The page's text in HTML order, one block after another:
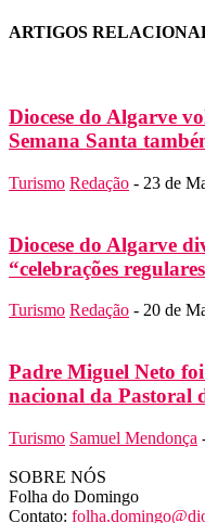
ARTIGOS
Diocese do Algarve
Semana Santa
Turismo Redação - 23 de
Diocese do Algarve
“celebrações
Turismo Redação - 20 de
Padre Miguel Neto
nacional da Pastoral
Turismo Samuel Mendonça
SOBRE NÓS
Folha do Domingo
Contato: